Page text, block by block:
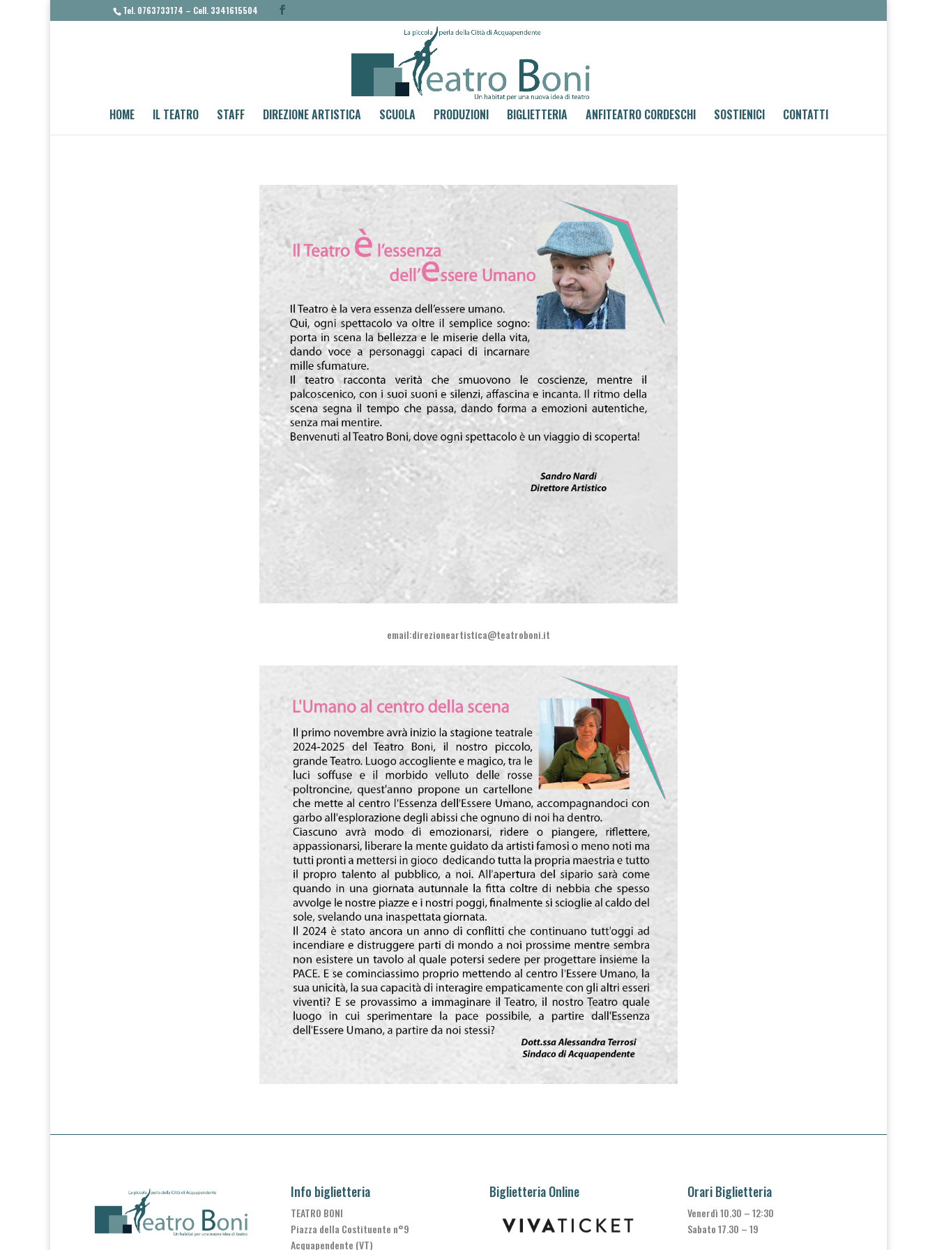
Tel. 0763733174 – Cell. 3341615504
HOME IL TEATRO STAFF DIREZIONE ARTISTICA SCUOLA PRODUZIONI BIGLIETTERIA ANFITEATRO CORDESCHI SOSTIENICI CONTATTI
email:direzioneartistica@teatroboni.it
Info biglietteria
TEATRO BONI
Piazza della Costituente n°9
Acquapendente (VT)
Biglietteria Online Orari Biglietteria
Venerdì 10.30 – 12:30
Sabato 17.30 – 19